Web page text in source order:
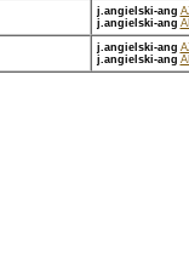
j.angielski-ang
j.angielski-ang
j.angielski-ang
j.angielski-ang